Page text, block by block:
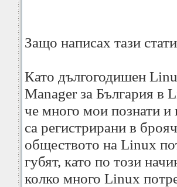
Защо написах тази
Като дългогодишен
Manager за България в
че много мои познати
са регистрирани в
обществото на Linux
губят, като по този
колко много Linux